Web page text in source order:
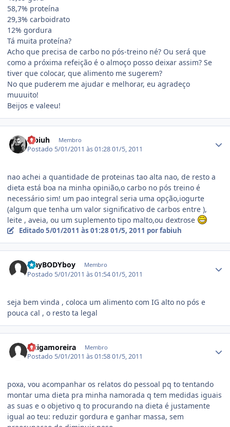
58,7% proteína
29,3% carboidrato
12% gordura
Tá muita proteína?
Acho que precisa de carbo no pós-treino né? Ou será que
como a próxima refeição é o almoço posso deixar assim? Se
tiver que colocar, que alimento me sugerem?
No que puderem me ajudar e melhorar, eu agradeço
muuuito!
Beijos e valeeu!
fabiuh Membro
Postado 5/01/2011 às 01:2801/5, 2011
nao achei a quantidade de proteinas tao alta nao, de resto a
dieta está boa na minha opinião,o carbo no pós treino é
necessário sim! um pao integral seria uma opção,iogurte
(algum que tenha um valor significativo de carbos entre ),
leite , aveia, ou um suplemento tipo malto,ou dextrose
Editado5/01/2011 às 01:28 01/5, 2011 por fabiuh
PlayBODYboy Membro
Postado 5/01/2011 às 01:5401/5, 2011
seja bem vinda , coloca um alimento com IG alto no pós e
pouca cal , o resto ta legal
Guigamoreira Membro
Postado 5/01/2011 às 01:5801/5, 2011
poxa, vou acompanhar os relatos do pessoal pq to tentando
montar uma dieta pra minha namorada q tem medidas iguais
as suas e o objetivo q to procurando na dieta é justamente
igual ao teu: reduzir gordura e ganhar massa, sem